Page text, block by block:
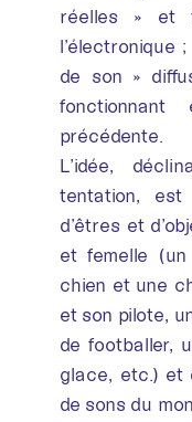
réelles » et
l’électronique
de son »
précédente.
L’idée,
tentation,
d’êtres et
et femelle
chien et une
et son pilote,
de footballer,
glace, etc.) et
de sons du